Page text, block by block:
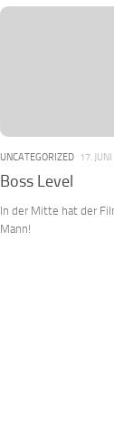
UNCATEGORIZED 17.
Boss Level
In der Mitte hat der
Mann!